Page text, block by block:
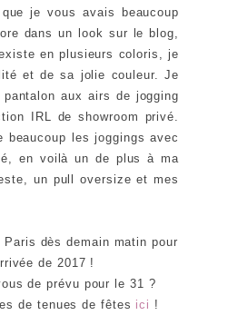
je vous avais beaucoup
dans un look sur le blog,
en plusieurs coloris, je
et de sa jolie couleur. Je
aux airs de jogging
IRL de showroom privé.
beaucoup les joggings avec
en voilà un de plus à ma
un pull oversize et mes
dès demain matin pour
de 2017 !
de prévu pour le 31 ?
de tenues de fêtes ici !